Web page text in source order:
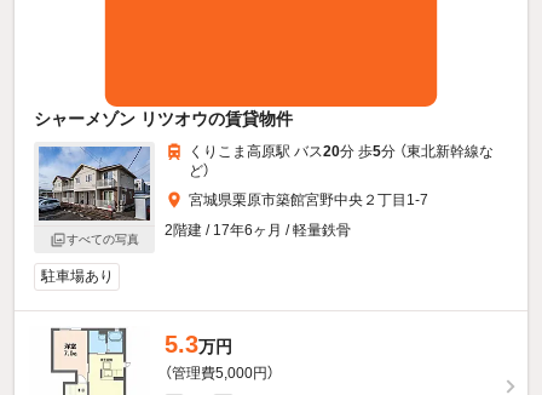
シャーメゾン リツオウの賃貸物件
すべての写真
くりこま高原駅 バス20分 歩5分 （東北新幹線な
ど）
宮城県栗原市築館宮野中央２丁目1-7
2階建 / 17年6ヶ月 / 軽量鉄骨
駐車場あり
5.3万円
（管理費5,000円）